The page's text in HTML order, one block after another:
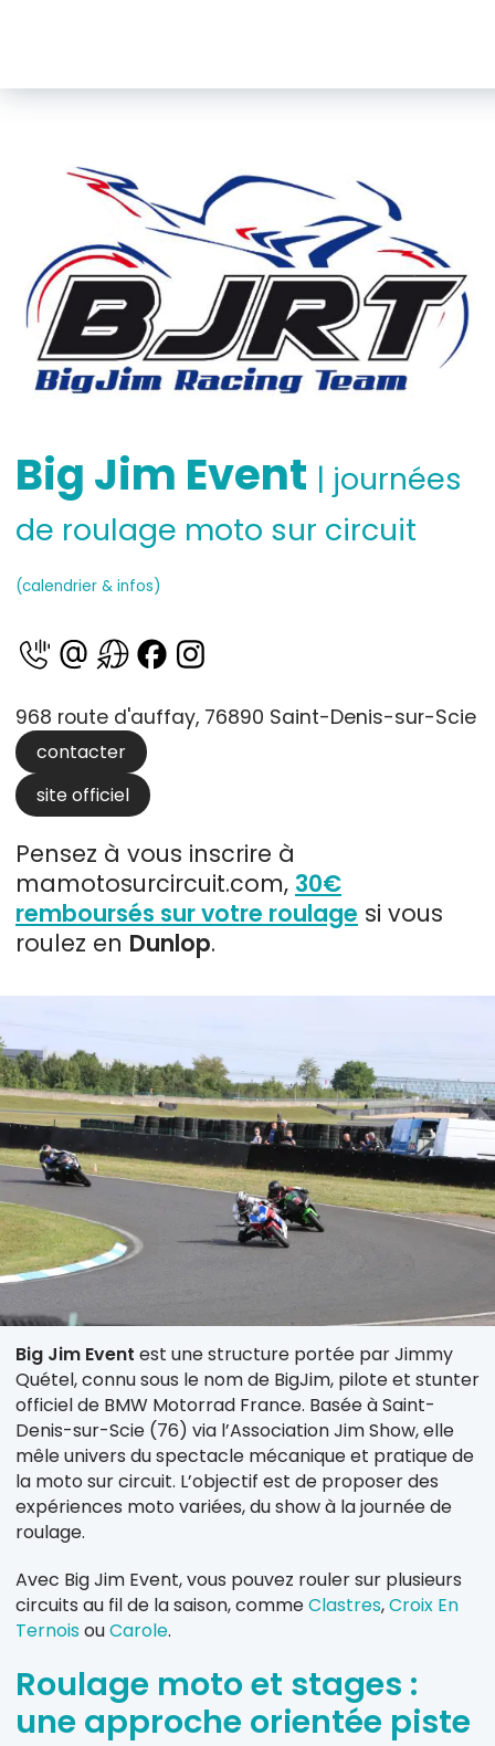
Big Jim Event | journées
de roulage moto sur circuit
(calendrier & infos)
968 route d'auffay, 76890 Saint-Denis-sur-Scie
contacter
site officiel
Pensez à vous inscrire à
mamotosurcircuit.com, 30€
remboursés sur votre roulage si vous
roulez en Dunlop.
Big Jim Event est une structure portée par Jimmy
Quétel, connu sous le nom de BigJim, pilote et stunter
officiel de BMW Motorrad France. Basée à Saint-
Denis-sur-Scie (76) via l’Association Jim Show, elle
mêle univers du spectacle mécanique et pratique de
la moto sur circuit. L’objectif est de proposer des
expériences moto variées, du show à la journée de
roulage.
Avec Big Jim Event, vous pouvez rouler sur plusieurs
circuits au fil de la saison, commeClastres,Croix En
TernoisouCarole.
Roulage moto et stages :
une approche orientée piste